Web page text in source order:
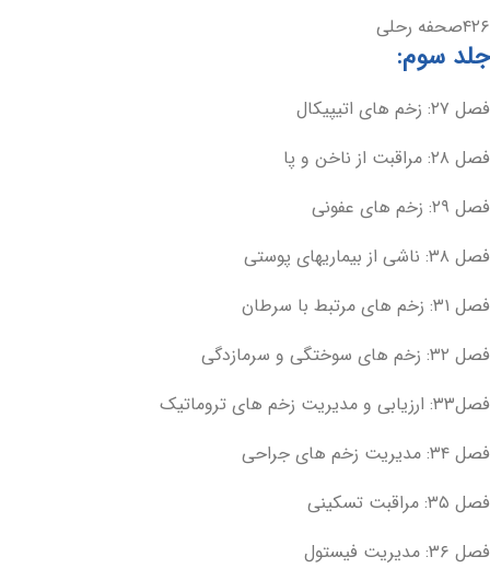
۴۲۶صحفه رحلی
جلد سوم:
فصل ۲۷: زخم های اتیپیکال
فصل ۲۸: مراقبت از ناخن و پا
فصل ۲۹: زخم های عفونی
فصل ۳۸: ناشی از بیماریهای پوستی
فصل ۳۱: زخم های مرتبط با سرطان
فصل ۳۲: زخم های سوختگی و سرمازدگی
فصل۳۳: ارزیابی و مدیریت زخم های تروماتیک
فصل ۳۴: مدیریت زخم های جراحی
فصل ۳۵: مراقبت تسکینی
فصل ۳۶: مدیریت فیستول